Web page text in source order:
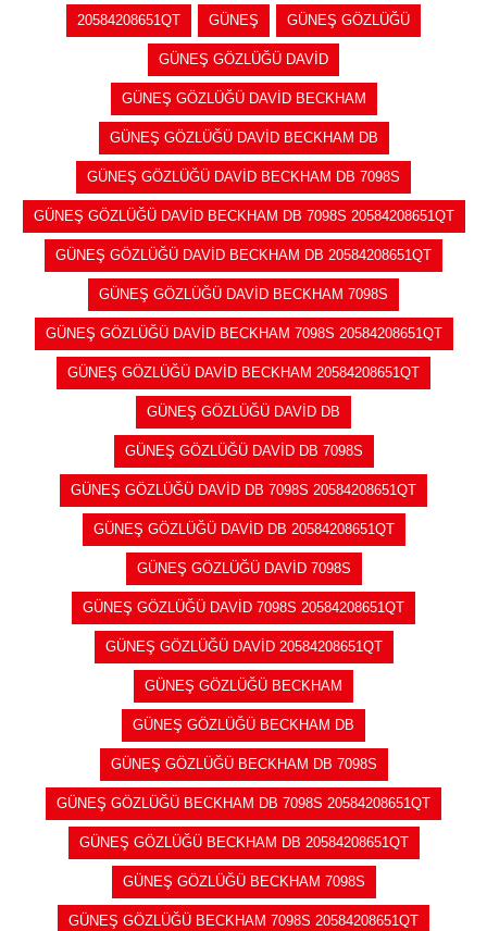
20584208651QT GÜNEŞ GÜNEŞ GÖZLÜĞÜ
GÜNEŞ GÖZLÜĞÜ DAVİD
GÜNEŞ GÖZLÜĞÜ DAVİD BECKHAM
GÜNEŞ GÖZLÜĞÜ DAVİD BECKHAM DB
GÜNEŞ GÖZLÜĞÜ DAVİD BECKHAM DB 7098S
GÜNEŞ GÖZLÜĞÜ DAVİD BECKHAM DB 7098S 20584208651QT
GÜNEŞ GÖZLÜĞÜ DAVİD BECKHAM DB 20584208651QT
GÜNEŞ GÖZLÜĞÜ DAVİD BECKHAM 7098S
GÜNEŞ GÖZLÜĞÜ DAVİD BECKHAM 7098S 20584208651QT
GÜNEŞ GÖZLÜĞÜ DAVİD BECKHAM 20584208651QT
GÜNEŞ GÖZLÜĞÜ DAVİD DB
GÜNEŞ GÖZLÜĞÜ DAVİD DB 7098S
GÜNEŞ GÖZLÜĞÜ DAVİD DB 7098S 20584208651QT
GÜNEŞ GÖZLÜĞÜ DAVİD DB 20584208651QT
GÜNEŞ GÖZLÜĞÜ DAVİD 7098S
GÜNEŞ GÖZLÜĞÜ DAVİD 7098S 20584208651QT
GÜNEŞ GÖZLÜĞÜ DAVİD 20584208651QT
GÜNEŞ GÖZLÜĞÜ BECKHAM
GÜNEŞ GÖZLÜĞÜ BECKHAM DB
GÜNEŞ GÖZLÜĞÜ BECKHAM DB 7098S
GÜNEŞ GÖZLÜĞÜ BECKHAM DB 7098S 20584208651QT
GÜNEŞ GÖZLÜĞÜ BECKHAM DB 20584208651QT
GÜNEŞ GÖZLÜĞÜ BECKHAM 7098S
GÜNEŞ GÖZLÜĞÜ BECKHAM 7098S 20584208651QT